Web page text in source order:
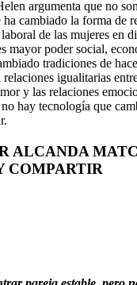
argumenta que no
cambiado la forma de
de las mujeres en
mayor poder social,
tradiciones de
igualitarias
y las relaciones
hay tecnología que
ALCANDA
COMPARTIR